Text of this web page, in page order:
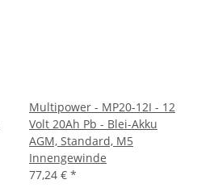
Multipower - MP20-12I - 12
Volt 20Ah Pb - Blei-Akku
AGM, Standard, M5
Innengewinde
77,24 € *